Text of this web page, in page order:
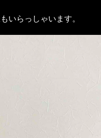
いらっしゃいます。